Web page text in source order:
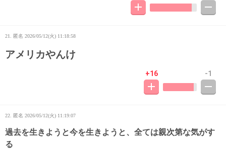
21. 匿名 2026/05/12(火) 11:18:58
アメリカやんけ
+16 -1
22. 匿名 2026/05/12(火) 11:19:07
過去を生きようと今を生きようと、全ては親次第な気がす
る